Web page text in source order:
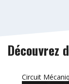
Découvrez
Circuit